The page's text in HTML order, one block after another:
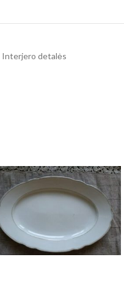
Interjero detalės